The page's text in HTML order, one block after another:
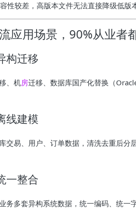
性较差，高版本文件无法直接降级低版
应用场景，90%从业者
构迁移
、机房迁移、数据库国产化替换（
线建模
交易、用户、订单数据，清洗去重后
一整合
务多套异构系统数据，统一编码、统一